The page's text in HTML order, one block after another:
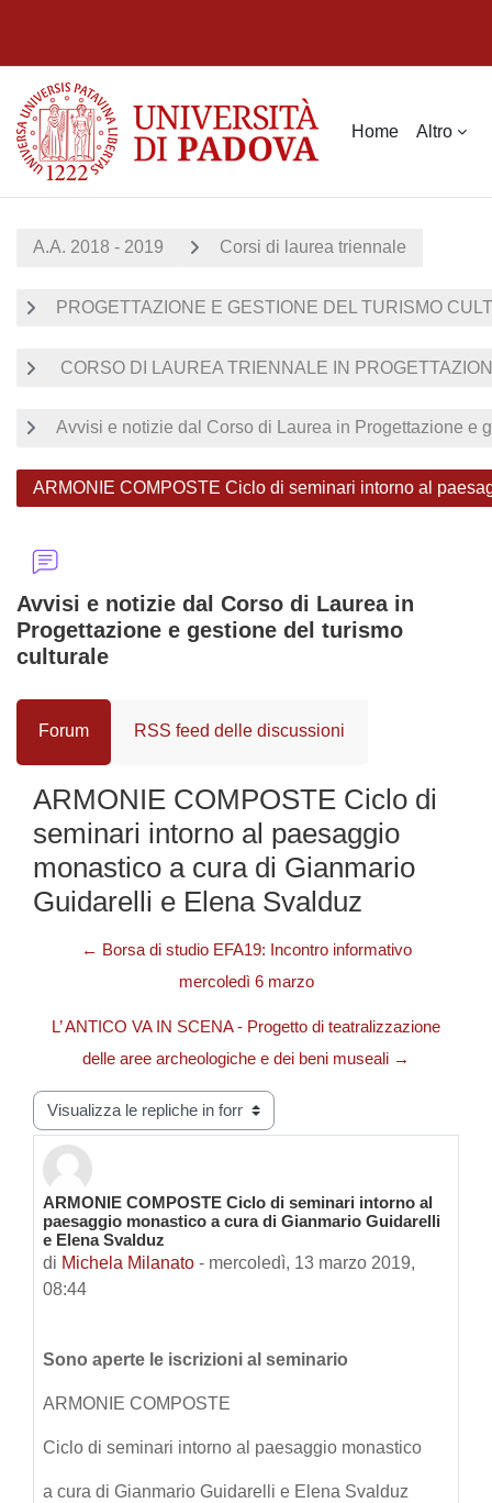
Home Altro
A.A. 2018 - 2019 Corsi di laurea triennale
PROGETTAZIONE E GESTIONE DEL TURISMO
CORSO DI LAUREA TRIENNALE IN
Avvisi e notizie dal Corso di Laurea in Progettazione e
ARMONIE COMPOSTE Ciclo di seminari intorno al
Avvisi e notizie dal Corso di Laurea in
Progettazione e gestione del turismo
culturale
Forum RSS feed delle discussioni
ARMONIE COMPOSTE Ciclo di
seminari intorno al paesaggio
monastico a cura di Gianmario
Guidarelli e Elena Svalduz
← Borsa di studio EFA19: Incontro informativo
mercoledì 6 marzo
L’ ANTICO VA IN SCENA - Progetto di teatralizzazione
delle aree archeologiche e dei beni museali →
Modalità visualizzazione
ARMONIE COMPOSTE Ciclo di seminari intorno al
paesaggio monastico a cura di Gianmario Guidarelli
e Elena Svalduz
di Michela Milanato - mercoledì, 13 marzo 2019,
08:44
Numero di risposte: 0
Sono aperte le iscrizioni al seminario
ARMONIE COMPOSTE
Ciclo di seminari intorno al paesaggio monastico
a cura di Gianmario Guidarelli e Elena Svalduz